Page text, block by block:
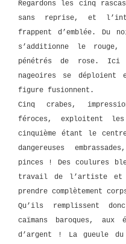
Regardons les cinq
sans reprise, et
frappent d’emblée. Du
s’additionne le
pénétrés de rose.
nageoires se
figure fusionnent.
Cinq crabes,
féroces, exploitent
cinquième étant le
dangereuses
pinces ! Des coulures
travail de l’artiste et
prendre complètement
Qu’ils remplissent
caïmans baroques,
d’argent ! La gueule du